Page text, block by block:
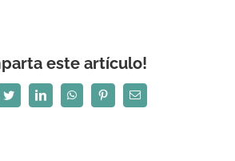
este artículo!
TwitterLinkedInWhatsAppPinterestCorreo
electrónico